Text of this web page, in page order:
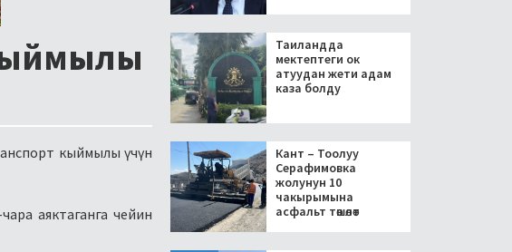
кыймылы үчүн
аяктаганга чейин
Таиландда
мектептеги ок
атуудан жети адам
каза болду
Кант – Тоолуу
Серафимовка
жолунун 10
чакырымына
асфальт төшөлөт